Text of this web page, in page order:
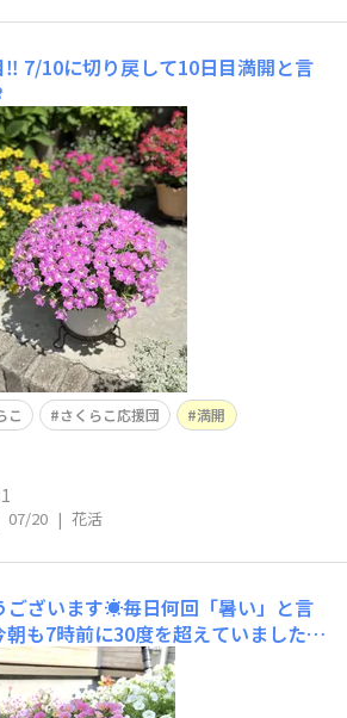
‼️ 7/10に切り戻して10日目満開と言
こ さくらこ応援団
満開
07/20 | 花活
ございます☀️毎日何回「暑い」と言
も7時前に30度を超えていました🥵
アンティークピーチ満開宣言です📣
切り戻し後今週中に2回目の切り戻